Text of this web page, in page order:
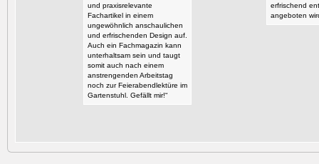
und praxisrelevante
Fachartikel in einem
ungewöhnlich anschaulichen
und erfrischenden Design auf.
Auch ein Fachmagazin kann
unterhaltsam sein und taugt
somit auch nach einem
anstrengenden Arbeitstag
noch zur Feierabendlektüre im
Gartenstuhl. Gefällt mir!“
erfrischend
angeboten